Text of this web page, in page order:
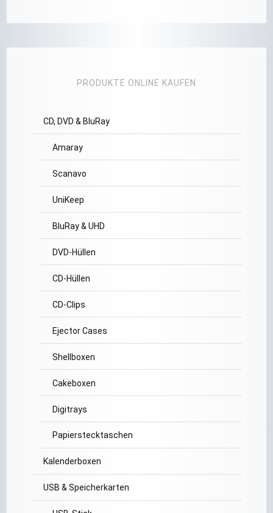
PRODUKTE ONLINE KAUFEN
CD, DVD & BluRay
Amaray
Scanavo
UniKeep
BluRay & UHD
DVD-Hüllen
CD-Hüllen
CD-Clips
Ejector Cases
Shellboxen
Cakeboxen
Digitrays
Papierstecktaschen
Kalenderboxen
USB & Speicherkarten